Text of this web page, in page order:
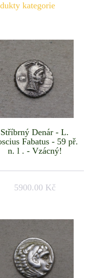
kategorie
Stříbrný Denár - L.
Fabatus - 59 př.
n. l . - Vzácný!
5900.00 Kč